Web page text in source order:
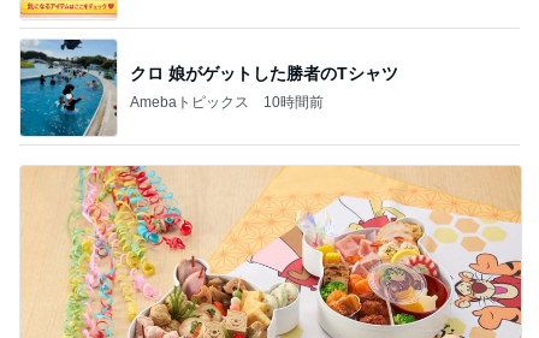
クロ 娘がゲットした勝者のTシャツ
Amebaトピックス 10時間前